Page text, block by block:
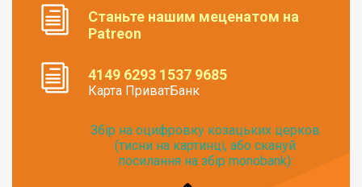
Станьте нашим меценатом на
Patreon
4149 6293 1537 9685
Карта ПриватБанк
Збір на оцифровку козацьких церков
(тисни на картинці, або скануй
посилання на збір monobank):